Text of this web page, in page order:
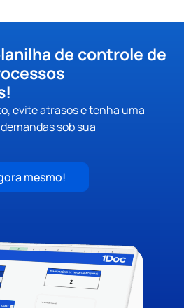
de controle de
evite atrasos e tenha uma
sob sua
mesmo!